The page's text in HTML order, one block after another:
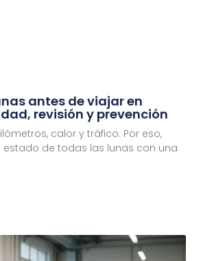
antes de viajar en
revisión y prevención
calor y tráfico. Por eso,
estado de todas las lunas con una